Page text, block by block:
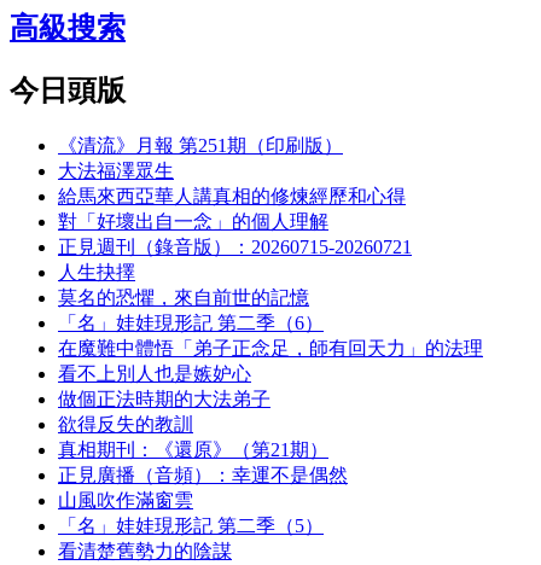
高級搜索
今日頭版
《清流》月報 第251期（印刷版）
大法福澤眾生
給馬來西亞華人講真相的修煉經歷和心得
對「好壞出自一念」的個人理解
正見週刊（錄音版）：20260715-20260721
人生抉擇
莫名的恐懼，來自前世的記憶
「名」娃娃現形記 第二季（6）
在魔難中體悟「弟子正念足，師有回天力」的法理
看不上別人也是嫉妒心
做個正法時期的大法弟子
欲得反失的教訓
真相期刊：《還原》（第21期）
正見廣播（音頻）：幸運不是偶然
山風吹作滿窗雲
「名」娃娃現形記 第二季（5）
看清楚舊勢力的陰謀